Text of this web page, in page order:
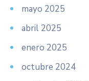
mayo 2025
abril 2025
enero 2025
octubre 2024